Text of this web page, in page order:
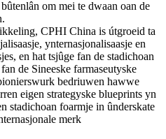
om mei te dwaan oan de
CPHI China is útgroeid ta
ynternasjonalisaasje en
en hat tsjûge fan de stadichoan
de Sineeske farmaseutyske
bedriuwen hawwe
eigen strategyske blueprints yn
stadichoan foarmje in ûnderskate
merk